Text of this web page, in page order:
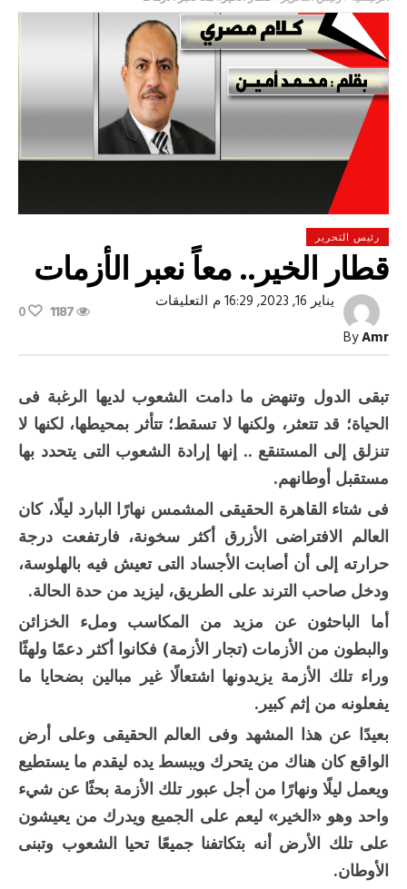
رئيس التحرير
قطار الخير.. معاً نعبر الأزمات
ByAmr
يناير 16, 2023, 16:29 م التعليقاتعلى
نعبر
1187
0
تبقى الدول وتنهض ما دامت الشعوب لديها الرغبة فى
الحياة؛ قد تتعثر، ولكنها لا تسقط؛ تتأثر بمحيطها، لكنها لا
تنزلق إلى المستنقع .. إنها إرادة الشعوب التى يتحدد بها
مستقبل أوطانهم.
فى شتاء القاهرة الحقيقى المشمس نهارًا البارد ليلًا، كان
العالم الافتراضى الأزرق أكثر سخونة، فارتفعت درجة
حرارته إلى أن أصابت الأجساد التى تعيش فيه بالهلوسة،
ودخل صاحب الترند على الطريق، ليزيد من حدة الحالة.
أما الباحثون عن مزيد من المكاسب وملء الخزائن
والبطون من الأزمات (تجار الأزمة) فكانوا أكثر دعمًا ولهثًا
وراء تلك الأزمة يزيدونها اشتعالًا غير مبالين بضحايا ما
يفعلونه من إثم كبير.
بعيدًا عن هذا المشهد وفى العالم الحقيقى وعلى أرض
الواقع كان هناك من يتحرك ويبسط يده ليقدم ما يستطيع
ويعمل ليلًا ونهارًا من أجل عبور تلك الأزمة بحثًا عن شيء
واحد وهو «الخير» ليعم على الجميع ويدرك من يعيشون
على تلك الأرض أنه بتكاتفنا جميعًا تحيا الشعوب وتبنى
الأوطان.